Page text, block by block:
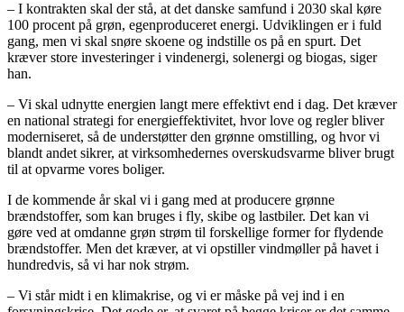
– I kontrakten skal der stå, at det danske samfund i 2030 skal køre
100 procent på grøn, egenproduceret energi. Udviklingen er i fuld
gang, men vi skal snøre skoene og indstille os på en spurt. Det
kræver store investeringer i vindenergi, solenergi og biogas, siger
han.
– Vi skal udnytte energien langt mere effektivt end i dag. Det kræver
en national strategi for energieffektivitet, hvor love og regler bliver
moderniseret, så de understøtter den grønne omstilling, og hvor vi
blandt andet sikrer, at virksomhedernes overskudsvarme bliver brugt
til at opvarme vores boliger.
I de kommende år skal vi i gang med at producere grønne
brændstoffer, som kan bruges i fly, skibe og lastbiler. Det kan vi
gøre ved at omdanne grøn strøm til forskellige former for flydende
brændstoffer. Men det kræver, at vi opstiller vindmøller på havet i
hundredvis, så vi har nok strøm.
– Vi står midt i en klimakrise, og vi er måske på vej ind i en